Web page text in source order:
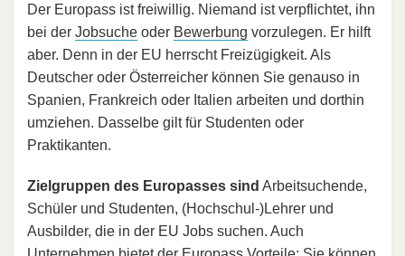
Der Europass ist freiwillig. Niemand ist verpflichtet, ihn
bei der Jobsuche oder Bewerbung vorzulegen. Er hilft
aber. Denn in der EU herrscht Freizügigkeit. Als
Deutscher oder Österreicher können Sie genauso in
Spanien, Frankreich oder Italien arbeiten und dorthin
umziehen. Dasselbe gilt für Studenten oder
Praktikanten.
Zielgruppen des Europasses sind Arbeitsuchende,
Schüler und Studenten, (Hochschul-)Lehrer und
Ausbilder, die in der EU Jobs suchen. Auch